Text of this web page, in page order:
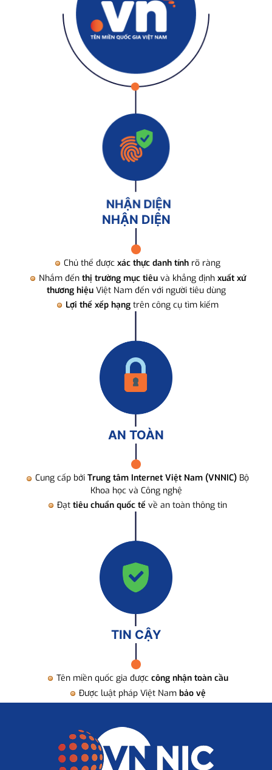
NHẬN DIỆN
Chủ thể được xác thực danh tính rõ ràng
Nhắm đến thị trường mục tiêuvà khẳng định xuất xứ
thương hiệuViệt Nam đến với người tiêu dùng
Lợi thế xếp hạng trên công cụ tìm kiếm
AN TOÀN
Cung cấp bởi Trung tâm Internet Việt Nam (VNNIC) Bộ
Khoa học và Công nghệ
Đạt tiêu chuẩn quốc tế về an toàn thông tin
TIN CẬY
Tên miền quốc gia được công nhận toàn cầu
Được luật pháp Việt Nam bảo vệ